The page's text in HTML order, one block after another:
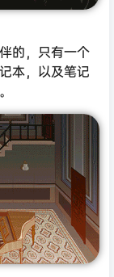
的，只有一个
本，以及笔记